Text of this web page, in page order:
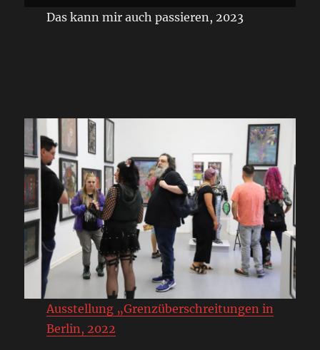
Das kann mir auch passieren, 2023
Ausstellung „Grenzüberschreitungen in
Berlin, 2022